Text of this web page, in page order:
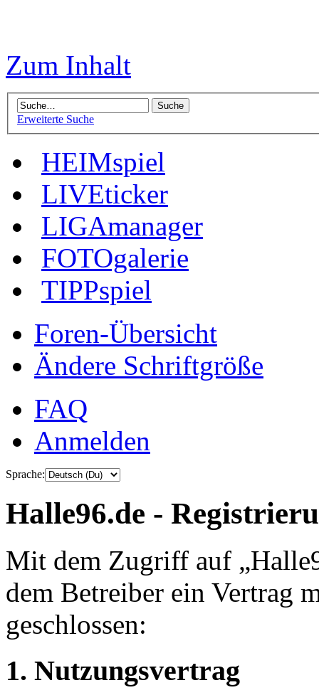
Zum Inhalt
Erweiterte Suche
HEIMspiel
LIVEticker
LIGAmanager
FOTOgalerie
TIPPspiel
Foren-Übersicht
Ändere Schriftgröße
FAQ
Anmelden
Sprache:
Halle96.de -
Mit dem Zugriff auf
dem Betreiber ein Vertrag
geschlossen:
1. Nutzungsvertrag